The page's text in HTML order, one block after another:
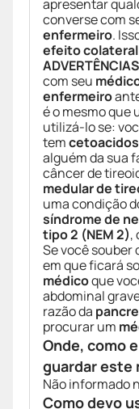
apresentar
converse com
enfermeiro.
efeito colateral
com seu
enfermeiro
é o mesmo que
utilizá-lo se:
tem
alguém da sua
câncer de
medular de
uma condição
síndrome de
tipo 2 (NEM 2),
Se você souber
em que ficará
médicoque
abdominal
razão da
procurar um
Onde, como
guardar este
Não informado
Como devo